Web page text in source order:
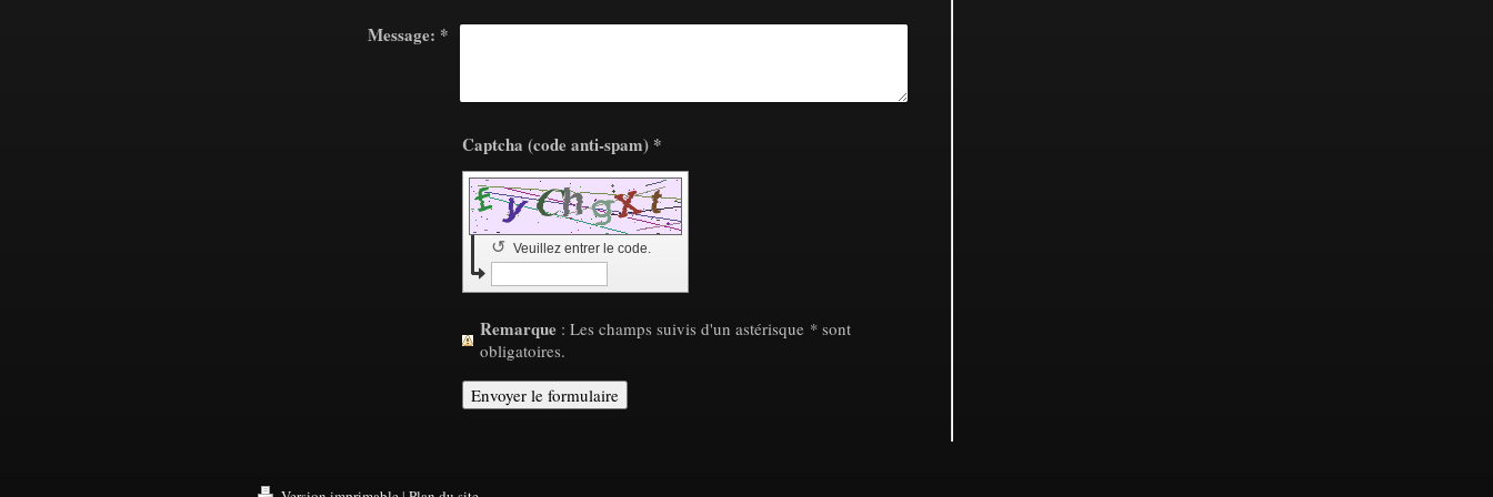
Message: *
Captcha (code anti-spam) *
Veuillez entrer le code.
↺
Remarque : Les champs suivis d'un astérisque *sont
obligatoires.